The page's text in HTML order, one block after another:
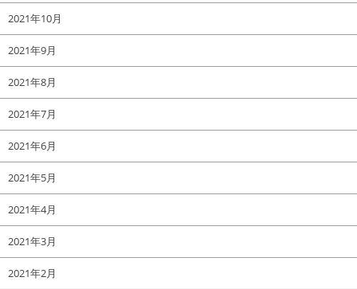
2021年10月
2021年9月
2021年8月
2021年7月
2021年6月
2021年5月
2021年4月
2021年3月
2021年2月